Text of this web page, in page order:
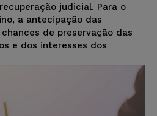
judicial. Para o
a antecipação das
de preservação das
e dos interesses dos